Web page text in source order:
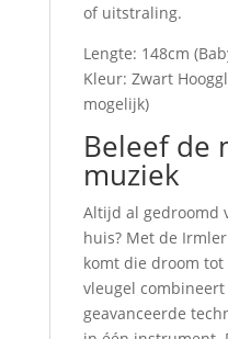
of uitstraling.
Lengte: 148cm
Kleur: Zwart
mogelijk)
Beleef de
muziek
Altijd al gedroomd
huis? Met de
komt die droom tot
vleugel
geavanceerde